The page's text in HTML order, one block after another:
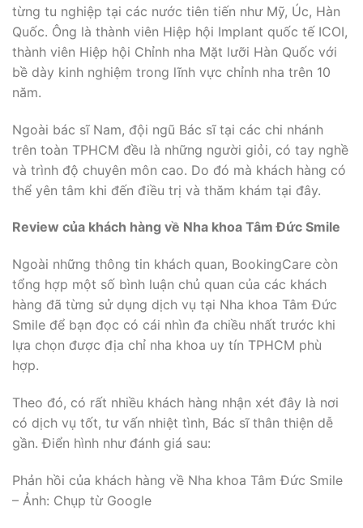
từng tu nghiệp tại các nước tiên tiến như Mỹ, Úc, Hàn
Quốc. Ông là thành viên Hiệp hội Implant quốc tế ICOI,
thành viên Hiệp hội Chỉnh nha Mặt lưỡi Hàn Quốc với
bề dày kinh nghiệm trong lĩnh vực chỉnh nha trên 10
năm.
Ngoài bác sĩ Nam, đội ngũ Bác sĩ tại các chi nhánh
trên toàn TPHCM đều là những người giỏi, có tay nghề
và trình độ chuyên môn cao. Do đó mà khách hàng có
thể yên tâm khi đến điều trị và thăm khám tại đây.
Review của khách hàng về Nha khoa Tâm Đức Smile
Ngoài những thông tin khách quan, BookingCare còn
tổng hợp một số bình luận chủ quan của các khách
hàng đã từng sử dụng dịch vụ tại Nha khoa Tâm Đức
Smile để bạn đọc có cái nhìn đa chiều nhất trước khi
lựa chọn được địa chỉ nha khoa uy tín TPHCM phù
hợp.
Theo đó, có rất nhiều khách hàng nhận xét đây là nơi
có dịch vụ tốt, tư vấn nhiệt tình, Bác sĩ thân thiện dễ
gần. Điển hình như đánh giá sau:
Phản hồi của khách hàng về Nha khoa Tâm Đức Smile
– Ảnh: Chụp từ Google